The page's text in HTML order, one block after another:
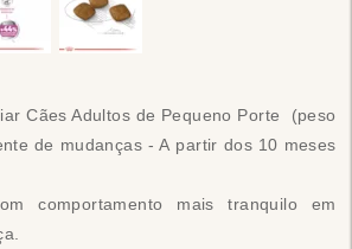
Cães Adultos de Pequeno Porte (peso
de mudanças - A partir dos 10 meses
comportamento mais tranquilo em